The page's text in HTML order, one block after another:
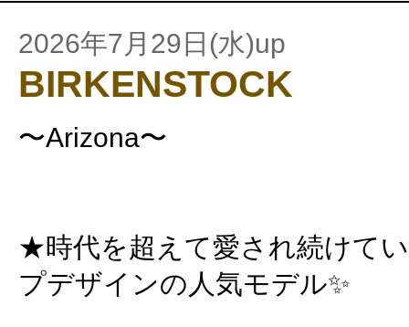
2026年7月29日(水)up
BIRKENSTOCK
〜Arizona〜
★時代を超えて愛され続けて
プデザインの人気モデル✨